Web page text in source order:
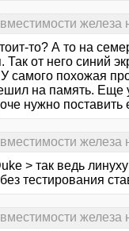
то? А то на
Так от него синий
самого похожая
на память. Еще
нужно
> так ведь
тестирования